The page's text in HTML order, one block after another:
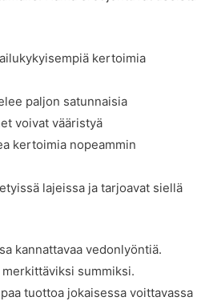
kertoimia
paljon satunnaisia
voivat vääristyä
kertoimia nopeammin
lajeissa ja tarjoavat siellä
kannattavaa vedonlyöntiä.
summiksi.
tuottoa jokaisessa voittavassa